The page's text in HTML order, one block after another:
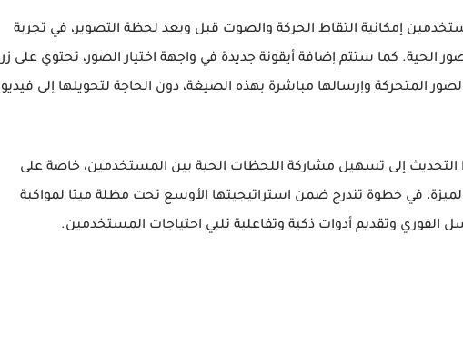
إمكانية التقاط الحركة والصوت قبل وبعد لحظة التصوير، في تجربة
الحية. كما ستتم إضافة أيقونة جديدة في واجهة اختيار الصور، تحتوي على زر
المتحركة وإرسالها مباشرة بهذه الصيغة، دون الحاجة لتحويلها إلى فيديو
إلى تسهيل مشاركة اللحظات الحية بين المستخدمين، خاصة على
الميزة، في خطوة تندرج ضمن استراتيجيتها الأوسع تحت مظلة ميتا لمواكبة
الفوري وتقديم أدوات ذكية وتفاعلية تلبي احتياجات المستخدمين.